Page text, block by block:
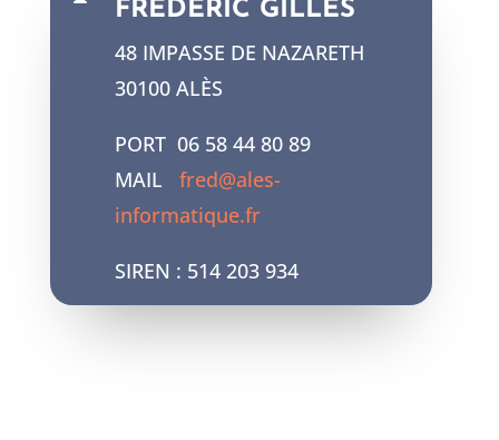
FRÉDÉRIC GILLES
48 IMPASSE DE NAZARETH
30100 ALÈS
PORT 06 58 44 80 89
MAIL fred@ales-
informatique.fr
SIREN : 514 203 934